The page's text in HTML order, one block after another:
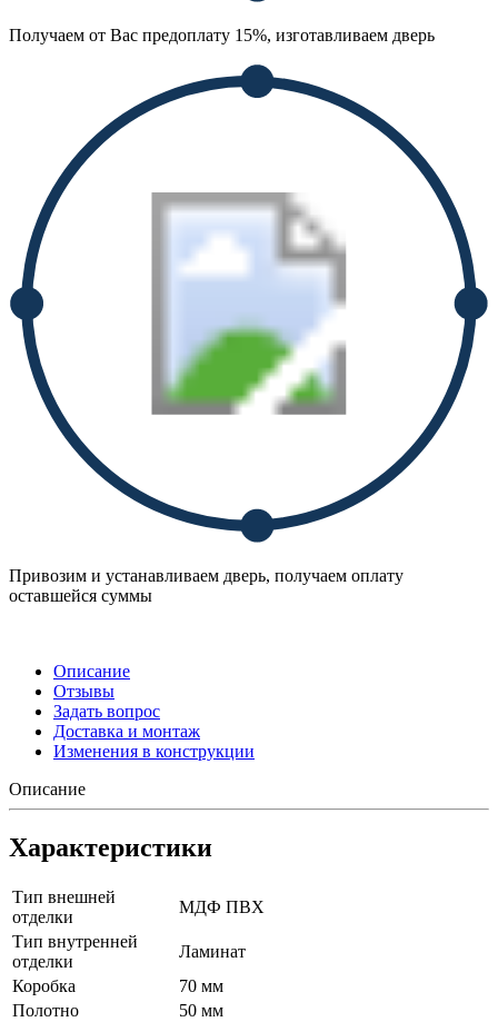
Получаем от Вас предоплату 15%, изготавливаем дверь
Привозим и устанавливаем дверь, получаем оплату
оставшейся суммы
Описание
Отзывы
Задать вопрос
Доставка и монтаж
Изменения в конструкции
Описание
Характеристики
Тип внешней
отделки
МДФ ПВХ
Тип внутренней
отделки
Ламинат
Коробка
70 мм
Полотно
50 мм